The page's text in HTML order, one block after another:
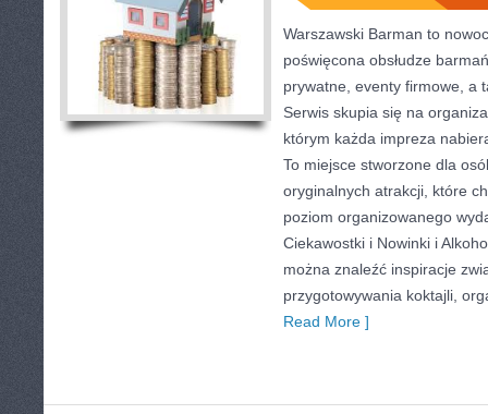
Warszawski Barman to
poświęcona obsłudze
prywatne, eventy firmowe, a
Serwis skupia się na
którym każda impreza
To miejsce stworzone dla
oryginalnych atrakcji, które
poziom organizowanego
Ciekawostki i Nowinki i
można znaleźć inspiracje
przygotowywania koktajli,
Read More ]